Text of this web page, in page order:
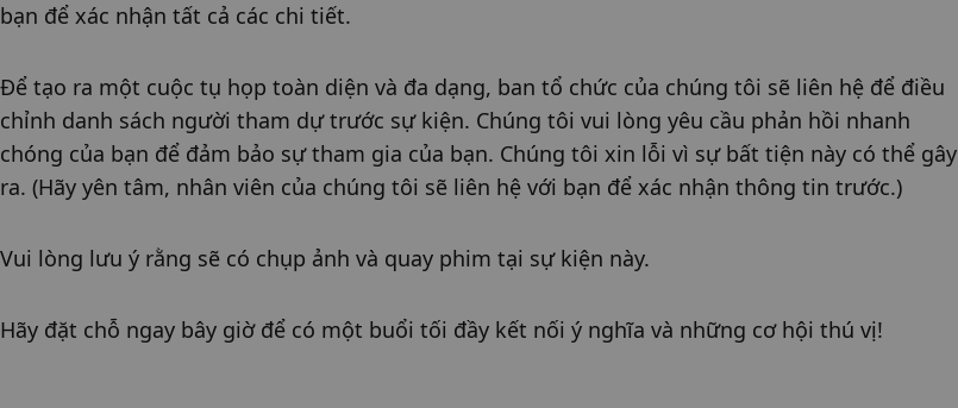
bạn để xác nhận tất cả các chi tiết.
Để tạo ra một cuộc tụ họp toàn diện và đa dạng, ban tổ chức của chúng tôi sẽ liên hệ để điều
chỉnh danh sách người tham dự trước sự kiện. Chúng tôi vui lòng yêu cầu phản hồi nhanh
chóng của bạn để đảm bảo sự tham gia của bạn. Chúng tôi xin lỗi vì sự bất tiện này có thể gây
ra. (Hãy yên tâm, nhân viên của chúng tôi sẽ liên hệ với bạn để xác nhận thông tin trước.)
Vui lòng lưu ý rằng sẽ có chụp ảnh và quay phim tại sự kiện này.
Hãy đặt chỗ ngay bây giờ để có một buổi tối đầy kết nối ý nghĩa và những cơ hội thú vị!